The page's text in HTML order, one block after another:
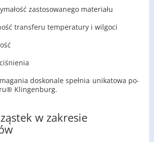
za­sto­so­wa­ne­go ma­te­ria­łu
trans­fe­ru tem­pe­ra­tu­ry i wil­go­ci
do­sko­na­le speł­nia uni­ka­to­wa po­
Klin­gen­burg.
w zakresie